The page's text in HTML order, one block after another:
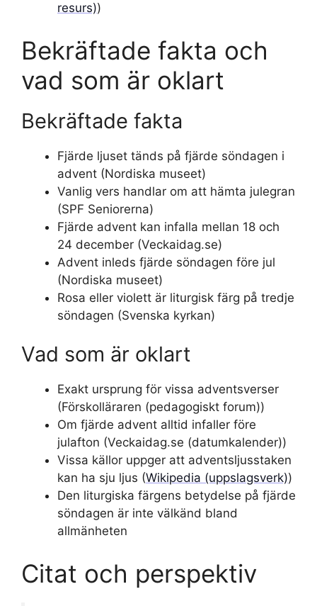
resurs))
Bekräftade fakta och
vad som är oklart
Bekräftade fakta
Fjärde ljuset tänds på fjärde söndagen i
advent (Nordiska museet)
Vanlig vers handlar om att hämta julegran
(SPF Seniorerna)
Fjärde advent kan infalla mellan 18 och
24 december (Veckaidag.se)
Advent inleds fjärde söndagen före jul
(Nordiska museet)
Rosa eller violett är liturgisk färg på tredje
söndagen (Svenska kyrkan)
Vad som är oklart
Exakt ursprung för vissa adventsverser
(Förskolläraren (pedagogiskt forum))
Om fjärde advent alltid infaller före
julafton (Veckaidag.se (datumkalender))
Vissa källor uppger att adventsljusstaken
kan ha sju ljus (Wikipedia (uppslagsverk))
Den liturgiska färgens betydelse på fjärde
söndagen är inte välkänd bland
allmänheten
Citat och perspektiv